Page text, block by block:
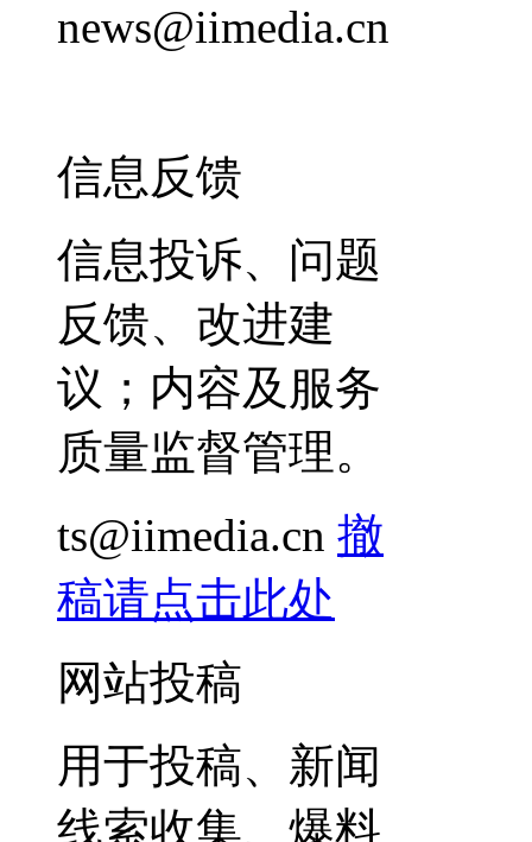
news@iimedia.cn
信息反馈
信息投诉、问题
反馈、改进建
议；内容及服务
质量监督管理。
ts@iimedia.cn 撤
稿请点击此处
网站投稿
用于投稿、新闻
线索收集、爆料